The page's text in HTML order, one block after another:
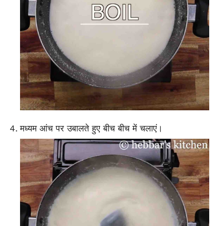
मध्यम आंच पर उबालते हुए बीच बीच में चलाएं।